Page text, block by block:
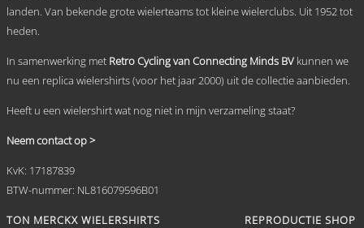
de
landen. Van bekende grote wielerteams tot kleine wielerclubs. Uit 1952 tot
heden.
In samenwerking met Retro Cycling van Connecting Minds BV kunnen we
nu een replica wielershirts (voor het jaar 2000) uit de collectie aanbieden.
Heeft u een wielershirt wat nog niet in mijn verzameling staat?
Neem contact op >
KvK: 17187839
BTW-nummer: NL816079596B01
TON MERCKX WIELERSHIRTS REPRODUCTIE SHOP